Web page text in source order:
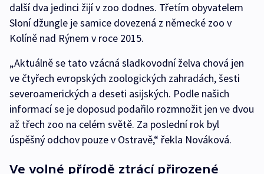
další dva jedinci žijí v zoo dodnes. Třetím obyvatelem
Sloní džungle je samice dovezená z německé zoo v
Kolíně nad Rýnem v roce 2015.
„Aktuálně se tato vzácná sladkovodní želva chová jen
ve čtyřech evropských zoologických zahradách, šesti
severoamerických a deseti asijských. Podle našich
informací se je doposud podařilo rozmnožit jen ve dvou
až třech zoo na celém světě. Za poslední rok byl
úspěšný odchov pouze v Ostravě,“ řekla Nováková.
Ve volné přírodě ztrácí přirozené